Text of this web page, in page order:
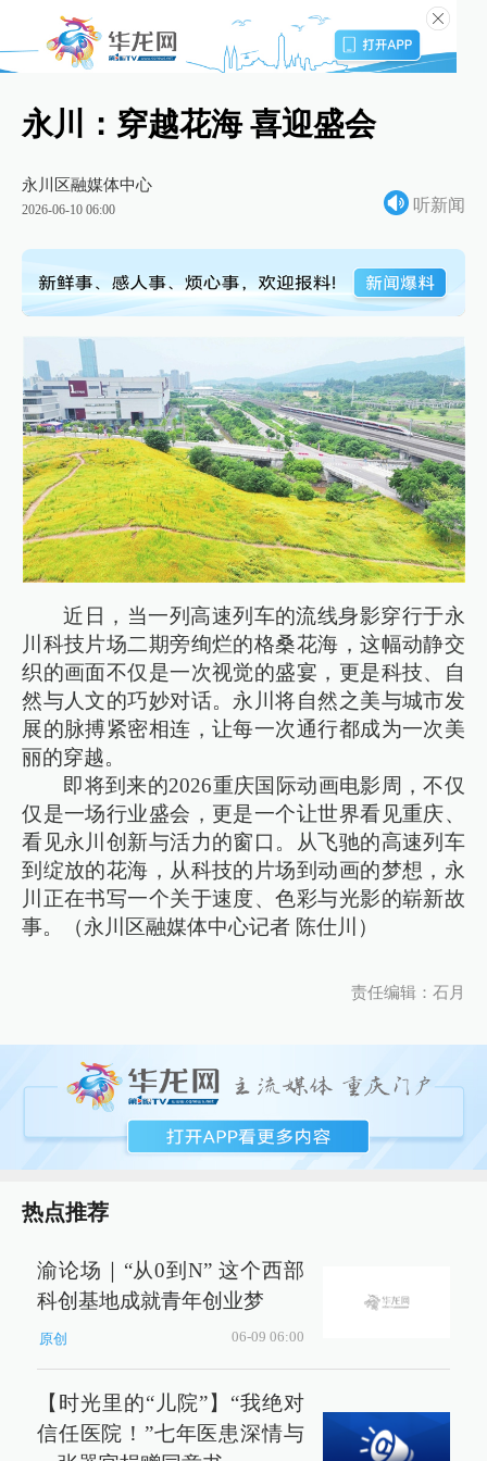
永川：穿越花海 喜迎盛会
永川区融媒体中心
2026-06-10 06:00 听新闻
近日，当一列高速列车的流线身影穿行于永
川科技片场二期旁绚烂的格桑花海，这幅动静交
织的画面不仅是一次视觉的盛宴，更是科技、自
然与人文的巧妙对话。永川将自然之美与城市发
展的脉搏紧密相连，让每一次通行都成为一次美
丽的穿越。
即将到来的2026重庆国际动画电影周，不仅
仅是一场行业盛会，更是一个让世界看见重庆、
看见永川创新与活力的窗口。从飞驰的高速列车
到绽放的花海，从科技的片场到动画的梦想，永
川正在书写一个关于速度、色彩与光影的崭新故
事。（永川区融媒体中心记者 陈仕川）
责任编辑：石月
热点推荐
渝论场｜“从0到N” 这个西部
科创基地成就青年创业梦
原创 06-09 06:00
【时光里的“儿院”】“我绝对
信任医院！”七年医患深情与